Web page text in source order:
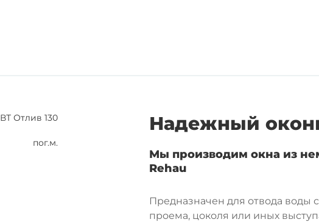
ВТ Отлив 130
пог.м.
Надежный
Мы производим окна из
Rehau
Предназначен для отвода воды
проема, цоколя или иных